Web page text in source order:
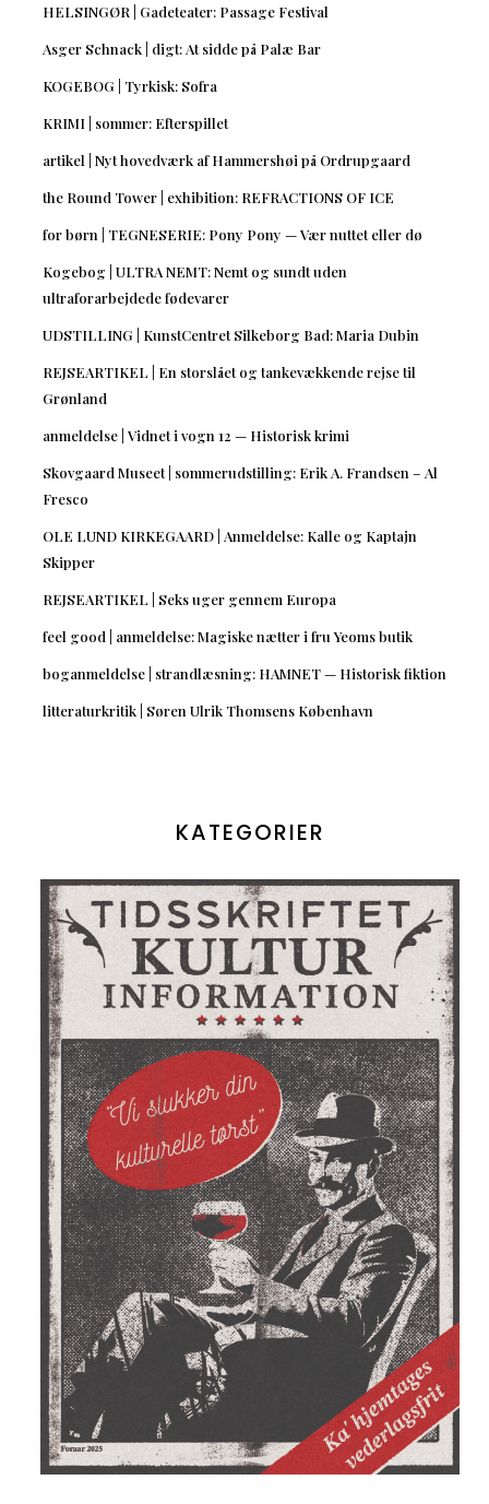
HELSINGØR | Gadeteater: Passage Festival
Asger Schnack | digt: At sidde på Palæ Bar
KOGEBOG | Tyrkisk: Sofra
KRIMI | sommer: Efterspillet
artikel | Nyt hovedværk af Hammershøi på Ordrupgaard
the Round Tower | exhibition: REFRACTIONS OF ICE
for børn | TEGNESERIE: Pony Pony — Vær nuttet eller dø
Kogebog | ULTRA NEMT: Nemt og sundt uden
ultraforarbejdede fødevarer
UDSTILLING | KunstCentret Silkeborg Bad: Maria Dubin
REJSEARTIKEL | En storslået og tankevækkende rejse til
Grønland
anmeldelse | Vidnet i vogn 12 — Historisk krimi
Skovgaard Museet | sommerudstilling: Erik A. Frandsen – Al
Fresco
OLE LUND KIRKEGAARD | Anmeldelse: Kalle og Kaptajn
Skipper
REJSEARTIKEL | Seks uger gennem Europa
feel good | anmeldelse: Magiske nætter i fru Yeoms butik
boganmeldelse | strandlæsning: HAMNET — Historisk fiktion
litteraturkritik | Søren Ulrik Thomsens København
KATEGORIER